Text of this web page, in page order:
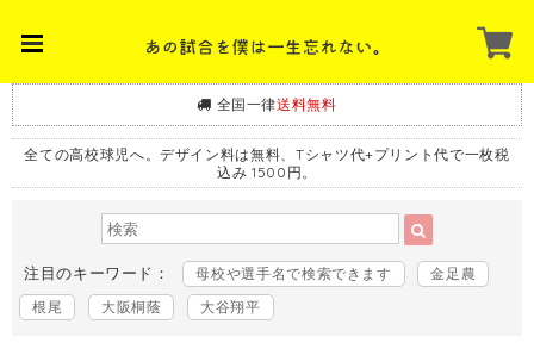
全国一律送料無料
全ての高校球児へ。デザイン料は無料、Tシャツ代+プリント代で一枚税
込み 1500円。
注目のキーワード： 母校や選手名で検索できます
金足農
根尾
大阪桐蔭 大谷翔平